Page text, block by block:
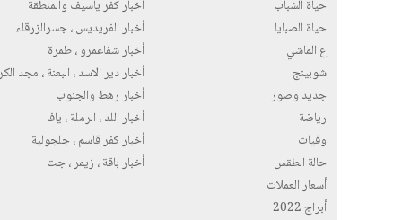
حياة الشباب
حياة الصبايا
ع الماشي
شوبينج
جديد وصور
رياضة
وفيات
حالة الطقس
أسعار العملات
أبراج 2022
أخبار كفر ياسيف والمنطقة
أخبار الفريديس ، جسرالزرقاء
أخبار شفاعمرو ، طمرة
أخبار دير الاسد ، البعنة ، مجد
أخبار رهط والجنوب
أخبار اللد ، الرملة ، يافا
أخبار كفر قاسم ، جلجولية
أخبار باقة ، زيمر ، جت